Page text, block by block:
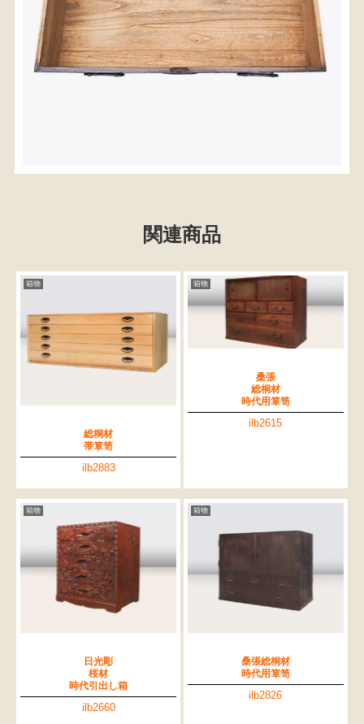
関連商品
箱物
総桐材
帯箪笥
ilb2883
箱物
桑張
総桐材
時代用箪笥
ilb2615
箱物
日光彫
桜材
時代引出し箱
ilb2660
箱物
桑張総桐材
時代用箪笥
ilb2826
人気の検索キーワード
2980 松本民芸 水屋箪笥 小長火鉢 踏台
2678 b2770 箪笥